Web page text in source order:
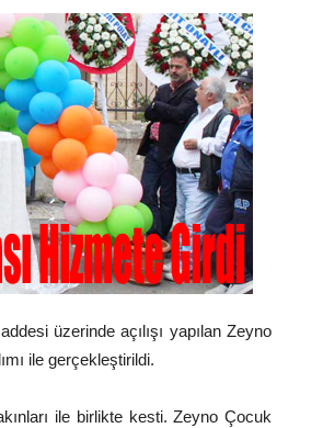
üzerinde açılışı yapılan Zeyno
ile gerçekleştirildi.
ile birlikte kesti. Zeyno Çocuk